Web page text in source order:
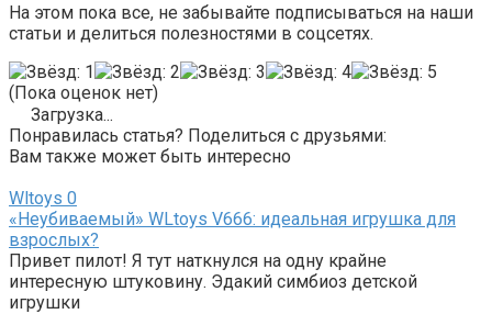
На этом пока все, не забывайте подписываться на наши
статьи и делиться полезностями в соцсетях.
(Пока оценок нет)
Загрузка...
Понравилась статья? Поделиться с друзьями:
Вам также может быть интересно
Wltoys 0
«Неубиваемый» WLtoys V666: идеальная игрушка для
взрослых?
Привет пилот! Я тут наткнулся на одну крайне
интересную штуковину. Эдакий симбиоз детской
игрушки